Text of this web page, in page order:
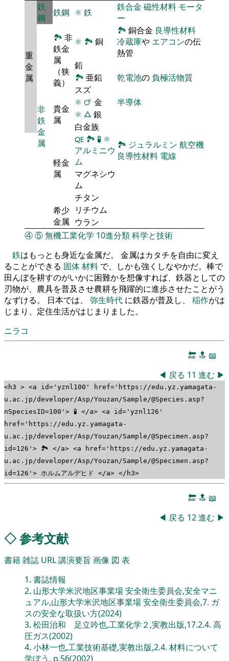
重
金
属
鉄
鋼
鉄鋼 ⚛ 鉄 鉄合金 磁性材料 モータ
ー
非
鉄
金
属
🏞 非
鉄金
属
（狭
義）
⚛ 🏞 銅
🏞 銅合金 良導性材料
冷蔵庫や エアコンの伝
熱管
鉛
🏞 亜鉛 乾電池の 負極活物質
スズ
貴金
属
⚛ 🜚 金
半導体
⚛ 🜛 銀
白金族
軽金
属
🜀 🏞 🧪 ⚛
アルミニウ
ム
🏞 ジュラルミン 航空機
良導性材料 電線
マグネシウ
ム
チタン
希少
金属
リチウム
ウラン
④⑤無機工業化学 10進分類科学と技術
鉄はもっとも身近な金属だ。 金属はカタチを自由に変え
ることができる 固体材料 で、しかも強くしなやかだ。棒で
田んぼを耕すのがいかに困難かを想像すれば、鉄器としての
刃物が、農具を普及させ農耕を飛躍的に進歩させたことがう
なずける。 日本では、 弥生時代 に鉄器が普及し、 稲作がは
じまり、定住生活がはじまりました。
ニラコ
🔚 🔝 📖
◀ 戻る 11 進む ▶
<h3 > <a id='yznl100' href='https://edu.yz.yamagata-
u.ac.jp/developer/Asp/Youzan/Sample/@Species.asp?
nSpeciesID=100'> 🧪 </a> <a id='yznl126'
href='https://edu.yz.yamagata-
u.ac.jp/developer/Asp/Youzan/Sample/@Specimen.asp?
id=126'> 🏞 </a> <a href='https://edu.yz.yamagata-
u.ac.jp/developer/Asp/Youzan/Sample/@Specimen.asp?
id=126'> ホルムアルデヒド </a> </h3>
🔚 🔝 📖
◀ 戻る 12進む ▶
◇参考文献
書籍雑誌 URL講演要旨 画像 図 表
1. 書誌情報
2. 山形大学米沢地区事業場 安全衛生委員会,安全マニ
ュアル,山形大学米沢地区事業場 安全衛生委員会,7. ガ
スの安全な取扱い方(2024)
3. 松田治和 足立吟也,工業化学２,実教出版,17.2.4. 高
圧ガス(2002)
4. 小林一也,工業技術基礎,実教出版,2.4. 材料について
学ぼう, p.56(2002)